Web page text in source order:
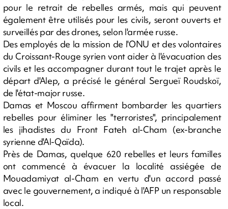
pour le retrait de rebelles armés, mais qui peuvent
également être utilisés pour les civils, seront ouverts et
surveillés par des drones, selon l'armée russe.
Des employés de la mission de l'ONU et des volontaires
du Croissant-Rouge syrien vont aider à l'évacuation des
civils et les accompagner durant tout le trajet après le
départ d'Alep, a précisé le général Sergueï Roudskoï,
de l'état-major russe.
Damas et Moscou affirment bombarder les quartiers
rebelles pour éliminer les "terroristes", principalement
les jihadistes du Front Fateh al-Cham (ex-branche
syrienne d'Al-Qaïda).
Près de Damas, quelque 620 rebelles et leurs familles
ont commencé à évacuer la localité assiégée de
Mouadamiyat al-Cham en vertu d'un accord passé
avec le gouvernement, a indiqué à l'AFP un responsable
local.